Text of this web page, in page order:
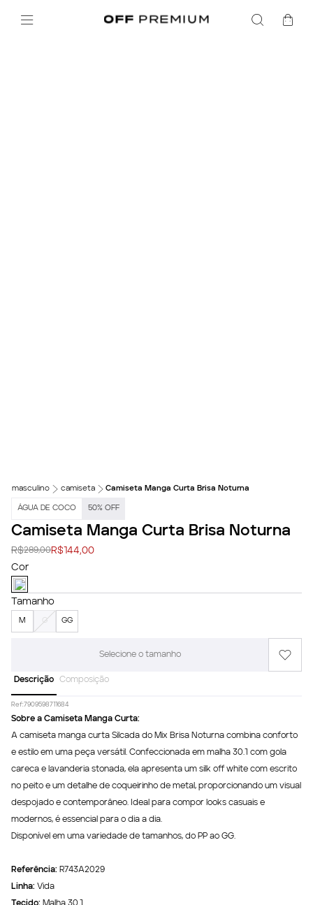
masculino camiseta Camiseta Manga Curta Brisa Noturna
ÁGUA DE COCO 50% OFF
Camiseta Manga Curta Brisa Noturna
R$289,00R$ 144,00
Cor
Tamanho
M G GG
Selecione o tamanho
Descrição Composição
Ref: 7909598711684
Sobre a Camiseta Manga Curta:
A camiseta manga curta Silcada do Mix Brisa Noturna combina conforto
e estilo em uma peça versátil. Confeccionada em malha 30.1 com gola
careca e lavanderia stonada, ela apresenta um silk off white com escrito
no peito e um detalhe de coqueirinho de metal, proporcionando um visual
despojado e contemporâneo. Ideal para compor looks casuais e
modernos, é essencial para o dia a dia.
Disponível em uma variedade de tamanhos, do PP ao GG.
Referência: R743A2029
Linha: Vida